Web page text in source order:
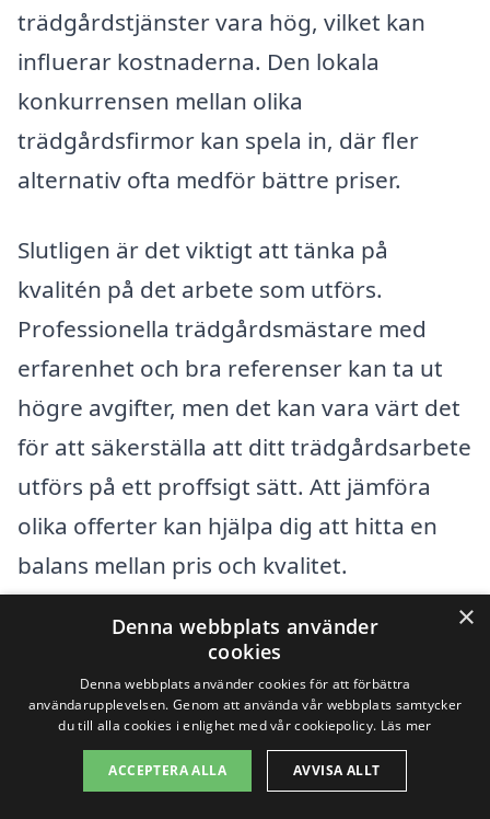
trädgårdstjänster vara hög, vilket kan
influerar kostnaderna. Den lokala
konkurrensen mellan olika
trädgårdsfirmor kan spela in, där fler
alternativ ofta medför bättre priser.
Slutligen är det viktigt att tänka på
kvalitén på det arbete som utförs.
Professionella trädgårdsmästare med
erfarenhet och bra referenser kan ta ut
högre avgifter, men det kan vara värt det
för att säkerställa att ditt trädgårdsarbete
utförs på ett proffsigt sätt. Att jämföra
olika offerter kan hjälpa dig att hitta en
balans mellan pris och kvalitet.
Sammanfattningsvis, när du söker
trädgårdshjälp i Tällberg, överväg att
specificera dina behov och önskemål.
Genom att förstå vad som påverkar
priserna kan du bättre navigera i djungeln
×
Denna webbplats använder
cookies
Denna webbplats använder cookies för att förbättra
användarupplevelsen. Genom att använda vår webbplats samtycker
du till alla cookies i enlighet med vår cookiepolicy. Läs mer
ACCEPTERA ALLA AVVISA ALLT